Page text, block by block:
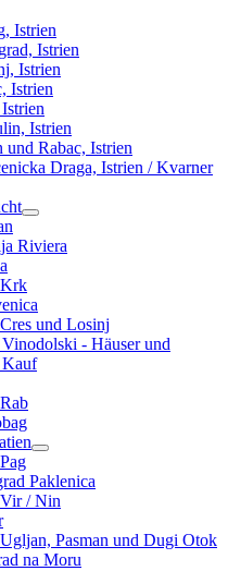
Istrien
Istrien
Istrien
Istrien
Istrien
Rabac, Istrien
Draga, Istrien / Kvarner
Riviera
und Losinj
- Häuser und
Kauf
Paklenica
/ Nin
Pasman und Dugi Otok
na Moru